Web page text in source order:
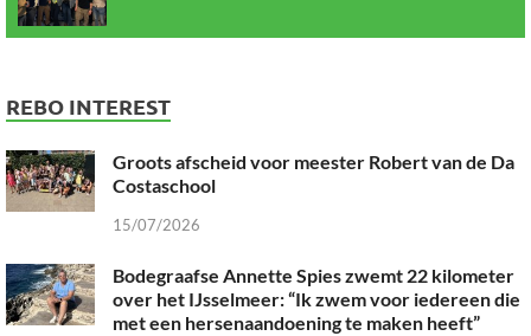
REBO INTEREST
Groots afscheid voor meester Robert van de Da
Costaschool
15/07/2026
Bodegraafse Annette Spies zwemt 22 kilometer
over het IJsselmeer: “Ik zwem voor iedereen die
met een hersenaandoening te maken heeft”